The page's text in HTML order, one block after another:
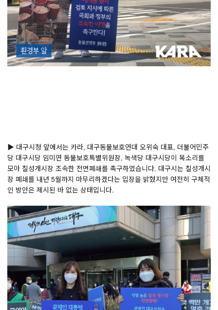
▶ 대구시청 앞에서는 카라, 대구동물보호연대 오위숙 대표, 더불어민주
당 대구시당 임미연 동물보호특별위원장, 녹색당 대구시당이 목소리를
모아 칠성개시장 조속한 전면폐쇄를 촉구하였습니다. 대구시는 칠성개시
장 폐쇄를 내년 5월까지 마무리하겠다는 입장을 밝혔지만 여전히 구체적
인 방안은 제시된 바 없는 상태입니다.